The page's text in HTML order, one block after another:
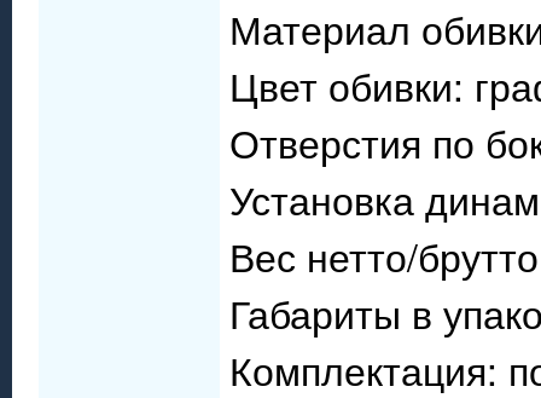
Материал
Цвет обивки:
Отверстия по
Установка
Вес нетто/
Габариты в
Комплектация: